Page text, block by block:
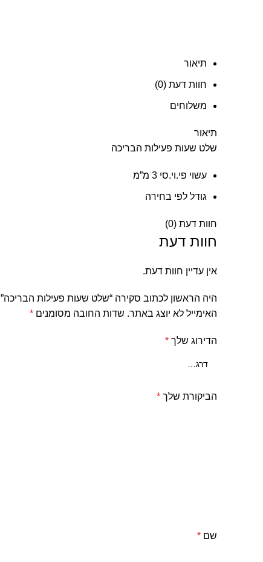
תיאור
חוות דעת (0)
משלוחים
תיאור
שלט שעות פעילות הבריכה
עשוי פי.וי.סי 3 מ”מ
גודל לפי בחירה
חוות דעת (0)
חוות דעת
אין עדיין חוות דעת.
היה הראשון לכתוב סקירה “שלט שעות פעילות הבריכה”
האימייל לא יוצג באתר. שדות החובה מסומנים *
הדירוג שלך *
הביקורת שלך *
שם *